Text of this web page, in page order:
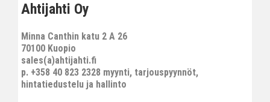
Ahtijahti Oy
Minna Canthin katu 2 A 26
70100 Kuopio
sales(a)ahtijahti.fi
p. +358 40 823 2328 myynti, tarjouspyynnöt,
hintatiedustelu ja hallinto